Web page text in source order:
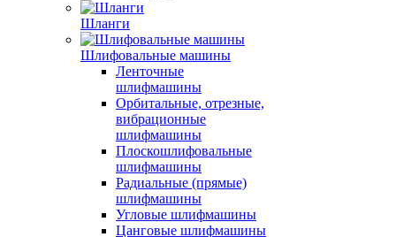
Шланги
Шлифовальные машины
Ленточные
шлифмашины
Орбитальные, отрезные,
вибрационные
шлифмашины
Плоскошлифовальные
шлифмашины
Радиальные (прямые)
шлифмашины
Угловые шлифмашины
Цанговые шлифмашины